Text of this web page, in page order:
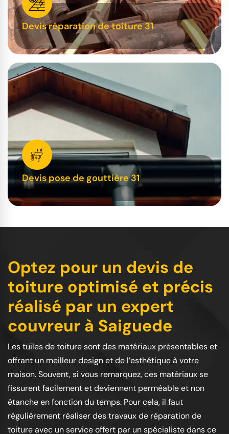
Devis réparation de toiture 31
Devis pose de gouttière 31
Optez pour un devis de
toiture optimisé et précis
réalisé par un expert
couvreur à Saiguede
Les tuiles de toiture sont des matériaux présentables et
offrant un meilleur design et de l’esthétique à votre
maison. Souvent, si vous remarquez, ces matériaux se
fissurent facilement et deviennent perméable et non
étanche en fonction du temps. Pour cela, il faut
régulièrement réaliser des travaux de réparation de
toiture avec un service offert par un spécialiste dans ce